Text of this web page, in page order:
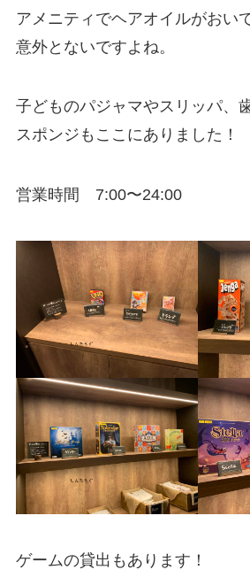
アメニティでヘアオイルがおい
意外とないですよね。
子どものパジャマやスリッパ、
スポンジもここにありました！
営業時間 7:00〜24:00
ゲームの貸出もあります！